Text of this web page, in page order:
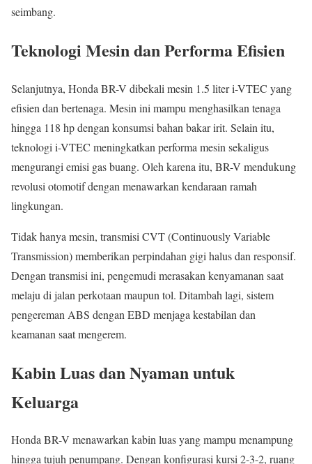
seimbang.
Teknologi Mesin dan Performa Efisien
Selanjutnya, Honda BR-V dibekali mesin 1.5 liter i-VTEC yang
efisien dan bertenaga. Mesin ini mampu menghasilkan tenaga
hingga 118 hp dengan konsumsi bahan bakar irit. Selain itu,
teknologi i-VTEC meningkatkan performa mesin sekaligus
mengurangi emisi gas buang. Oleh karena itu, BR-V mendukung
revolusi otomotif dengan menawarkan kendaraan ramah
lingkungan.
Tidak hanya mesin, transmisi CVT (Continuously Variable
Transmission) memberikan perpindahan gigi halus dan responsif.
Dengan transmisi ini, pengemudi merasakan kenyamanan saat
melaju di jalan perkotaan maupun tol. Ditambah lagi, sistem
pengereman ABS dengan EBD menjaga kestabilan dan
keamanan saat mengerem.
Kabin Luas dan Nyaman untuk
Keluarga
Honda BR-V menawarkan kabin luas yang mampu menampung
hingga tujuh penumpang. Dengan konfigurasi kursi 2-3-2, ruang